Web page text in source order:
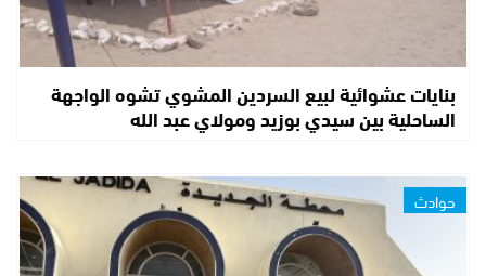
بنايات عشوائية لبيع السردين المشوي تشوه الواجهة
الساحلية بين سيدي بوزيد ومولاي عبد الله
حوادث